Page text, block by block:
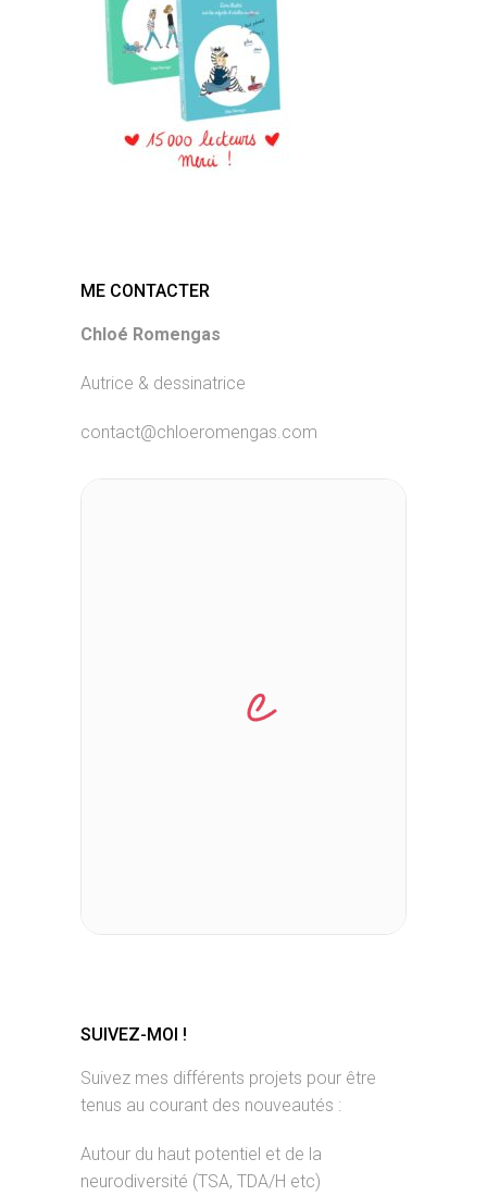
ME CONTACTER
Chloé Romengas
Autrice & dessinatrice
contact@chloeromengas.com
SUIVEZ-MOI !
Suivez mes différents projets pour être
tenus au courant des nouveautés :
Autour du haut potentiel et de la
neurodiversité (TSA, TDA/H etc)